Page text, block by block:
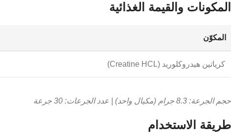
المكونات والقيمة الغذائية
المكوّن
كرياتين هيدروكلوريد (Creatine HCL)
حجم الجرعة: 8.3 جرام (مكيال واحد) | عدد الجرعات: 30 جرعة
طريقة الاستخدام